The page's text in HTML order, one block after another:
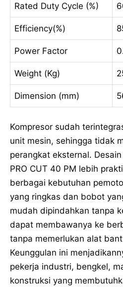
Rated Duty Cycle (%)
Efficiency(%)
Power Factor
Weight (Kg)
Dimension (mm)
Kompresor sudah
unit mesin, sehingga tidak
perangkat eksternal.
PRO CUT 40 PM lebih
berbagai kebutuhan
yang ringkas dan bobot
mudah dipindahkan tanpa
dapat membawanya ke
tanpa memerlukan alat
Keunggulan ini
pekerja industri, bengkel,
konstruksi yang